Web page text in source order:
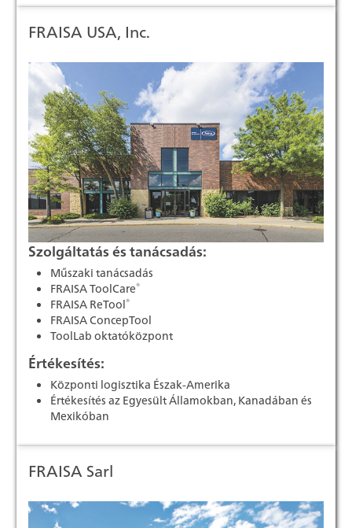
FRAISA USA, Inc.
Szolgáltatás és tanácsadás:
Műszaki tanácsadás
FRAISA ToolCare®
FRAISA ReTool®
FRAISA ConcepTool
ToolLab oktatóközpont
Értékesítés:
Központi logisztika Észak-Amerika
Értékesítés az Egyesült Államokban, Kanadában és
Mexikóban
FRAISA Sarl